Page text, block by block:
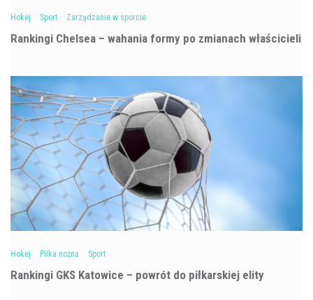
Hokej Sport Zarządzanie w sporcie
Rankingi Chelsea – wahania formy po zmianach właścicieli
Hokej Piłka nożna Sport
Rankingi GKS Katowice – powrót do piłkarskiej elity